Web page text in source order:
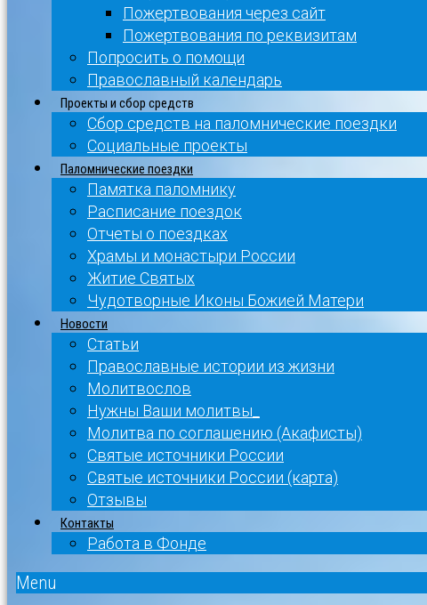
Пожертвования через сайт
Пожертвования по реквизитам
Попросить о помощи
Православный календарь
Проекты и сбор средств
Сбор средств на паломнические поездки
Социальные проекты
Паломнические поездки
Памятка паломнику
Расписание поездок
Отчеты о поездках
Храмы и монастыри России
Житие Святых
Чудотворные Иконы Божией Матери
Новости
Статьи
Православные истории из жизни
Молитвослов
Нужны Ваши молитвы_
Молитва по соглашению (Акафисты)
Святые источники России
Святые источники России (карта)
Отзывы
Контакты
Работа в Фонде
Menu